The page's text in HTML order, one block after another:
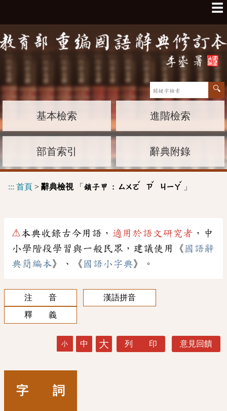
☰
基本檢索 進階檢索
部首索引 辭典附錄
::: 首頁 > 辭典檢視「 鎖子甲 : ㄙㄨㄛ
ˇ
ㄗ
ˇ
ㄐㄧㄚ
ˇ
」
⚠本典收錄古今用語， 適用於語文研究者 ，中
小學階段學習與一般民眾，建議使用《 國語辭
典簡編本》、《 國語小字典》。
注 音
漢語拼音
釋 義
小 中 大 列 印 意見回饋
字 詞